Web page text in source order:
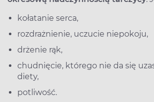
kołatanie serca,
rozdrażnienie, uczucie niepokoju,
drżenie rąk,
chudnięcie, którego nie da się
diety,
potliwość.